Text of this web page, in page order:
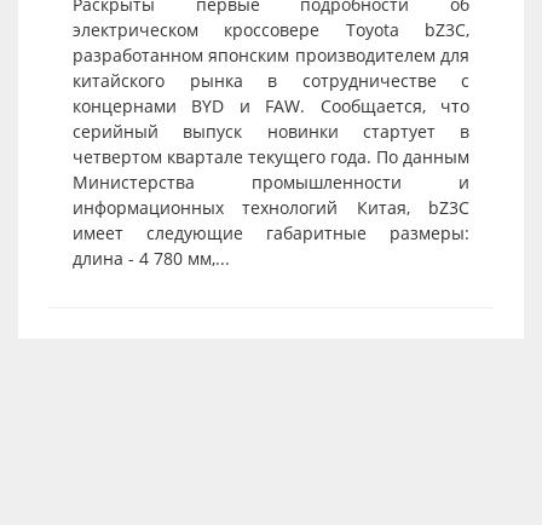
Раскрыты первые подробности об
электрическом кроссовере Toyota bZ3C,
разработанном японским производителем для
китайского рынка в сотрудничестве с
концернами BYD и FAW. Сообщается, что
серийный выпуск новинки стартует в
четвертом квартале текущего года. По данным
Министерства промышленности и
информационных технологий Китая, bZ3C
имеет следующие габаритные размеры:
длина - 4 780 мм,...